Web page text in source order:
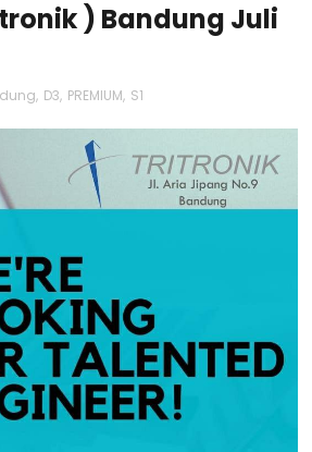
) Bandung Juli
, D3, PREMIUM, S1